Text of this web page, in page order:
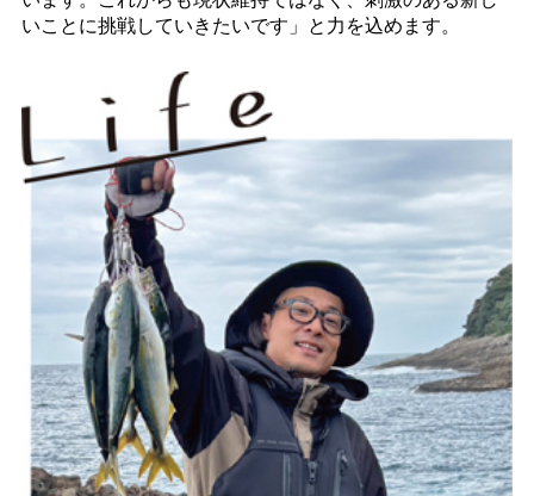
いことに挑戦していきたいです」と力を込めます。